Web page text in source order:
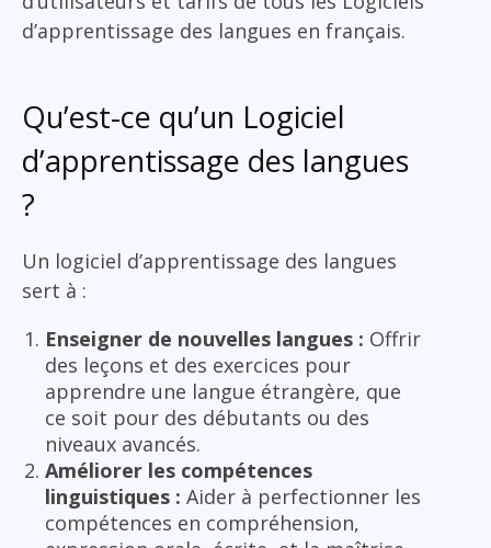
d’apprentissage des langues en français.
Qu’est-ce qu’un Logiciel
d’apprentissage des langues
?
Un logiciel d’apprentissage des langues
sert à :
Enseigner de nouvelles langues : Offrir
des leçons et des exercices pour
apprendre une langue étrangère, que
ce soit pour des débutants ou des
niveaux avancés.
Améliorer les compétences
linguistiques : Aider à perfectionner les
compétences en compréhension,